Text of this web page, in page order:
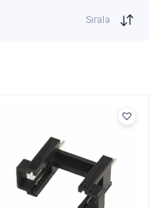
Sırala